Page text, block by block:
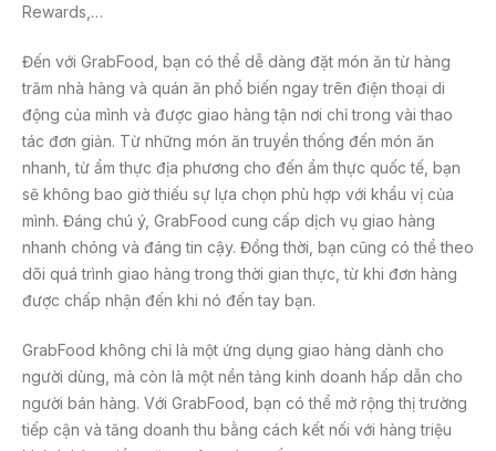
Rewards,…
Đến với GrabFood, bạn có thể dễ dàng đặt món ăn từ hàng
trăm nhà hàng và quán ăn phổ biến ngay trên điện thoại di
động của mình và được giao hàng tận nơi chỉ trong vài thao
tác đơn giản. Từ những món ăn truyền thống đến món ăn
nhanh, từ ẩm thực địa phương cho đến ẩm thực quốc tế, bạn
sẽ không bao giờ thiếu sự lựa chọn phù hợp với khẩu vị của
mình. Đáng chú ý, GrabFood cung cấp dịch vụ giao hàng
nhanh chóng và đáng tin cậy. Đồng thời, bạn cũng có thể theo
dõi quá trình giao hàng trong thời gian thực, từ khi đơn hàng
được chấp nhận đến khi nó đến tay bạn.
GrabFood không chỉ là một ứng dụng giao hàng dành cho
người dùng, mà còn là một nền tảng kinh doanh hấp dẫn cho
người bán hàng. Với GrabFood, bạn có thể mở rộng thị trường
tiếp cận và tăng doanh thu bằng cách kết nối với hàng triệu